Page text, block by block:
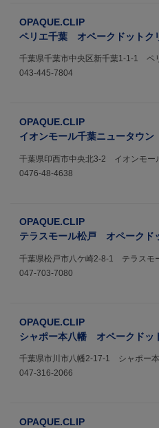
OPAQUE.CLIP
ペリエ千葉 オペークドットク
千葉県千葉市中央区新千葉1-1-1
043-445-7804
OPAQUE.CLIP
イオンモール千葉ニュータウ
千葉県印西市中央北3-2 イオンモ
0476-48-4638
OPAQUE.CLIP
テラスモール松戸 オペークド
千葉県松戸市八ケ崎2-8-1 テラス
047-703-7080
OPAQUE.CLIP
シャポー本八幡 オペークドッ
千葉県市川市八幡2-17-1 シャポー
047-316-2066
OPAQUE.CLIP